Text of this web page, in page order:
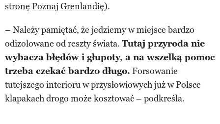
stronę Poznaj Grenlandię).
– Należy pamiętać, że jedziemy w miejsce bardzo
odizolowane od reszty świata. Tutaj przyroda nie
wybacza błędów i głupoty, a na wszelką pomoc
trzeba czekać bardzo długo. Forsowanie
tutejszego interioru w przysłowiowych już w Polsce
klapakach drogo może kosztować – podkreśla.